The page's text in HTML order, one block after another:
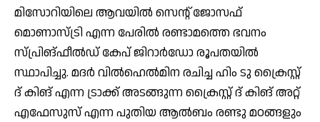
മിസോറിയിലെ ആവയില്‍ സെന്റ് ജോസഫ്
മൊണാസ്ട്രി എന്ന പേരില്‍ രണ്ടാമത്തെ ഭവനം
സ്പ്രിങ്ഫീല്‍ഡ് കേപ് ജിറാര്‍ഡോ രൂപതയില്‍
സ്ഥാപിച്ചു. മദര്‍ വില്‍ഹെല്‍മിന രചിച്ച ഹിം ടു ക്രൈസ്റ്റ്
ദ് കിങ് എന്ന ട്രാക്ക് അടങ്ങുന്ന ക്രൈസ്റ്റ് ദ് കിങ് അറ്റ്
എഫേസുസ് എന്ന പുതിയ ആല്‍ബം രണ്ടു മഠങ്ങളും